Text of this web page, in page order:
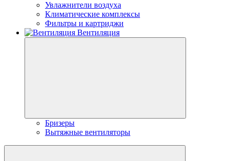
Увлажнители воздуха
Климатические комплексы
Фильтры и картриджи
Вентиляция
Бризеры
Вытяжные вентиляторы